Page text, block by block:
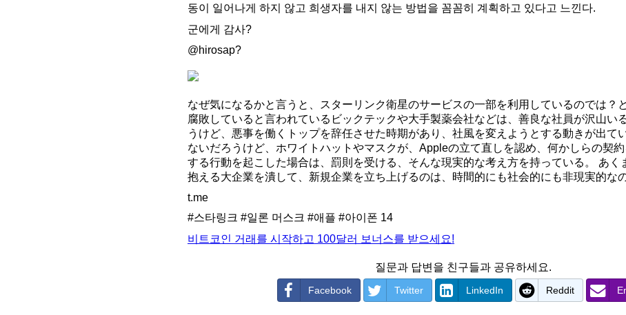
동이 일어나게 하지 않고 희생자를 내지 않는 방법을 꼼꼼히 계획하고 있다고 느낀다.
군에게 감사?
@hirosap?
なぜ気になるかと言うと、スターリンク衛星のサービスの一部を利用しているのでは？
腐敗していると言われているビックテックや大手製薬会社などは、善良な社員が沢山い
うけど、悪事を働くトップを辞任させた時期があり、社風を変えようとする動きが出て
ないだろうけど、ホワイトハットやマスクが、Appleの立て直しを認め、何かしらの契
する行動を起こした場合は、罰則を受ける、そんな現実的な考え方を持っている。 あく
抱える大企業を潰して、新規企業を立ち上げるのは、時間的にも社会的にも非現実的な
t.me
#스타링크 #일론 머스크 #애플 #아이폰 14
비트코인 거래를 시작하고 100달러 보너스를 받으세요!
질문과 답변을 친구들과 공유하세요.
Facebook Twitter LinkedIn Reddit